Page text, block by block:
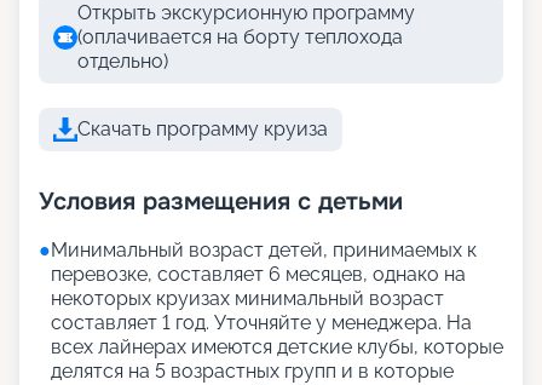
Открыть экскурсионную программу
(оплачивается на борту теплохода
отдельно)
Скачать программу круиза
Условия размещения с детьми
●Минимальный возраст детей, принимаемых к
перевозке, составляет 6 месяцев, однако на
некоторых круизах минимальный возраст
составляет 1 год. Уточняйте у менеджера. На
всех лайнерах имеются детские клубы, которые
делятся на 5 возрастных групп и в которые